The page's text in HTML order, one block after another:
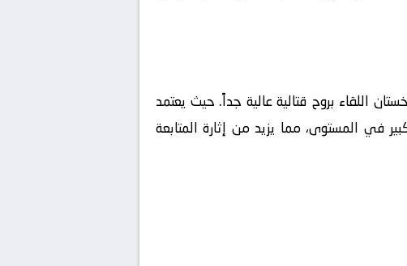
اللقاء بروح قتالية عالية جداً. حيث يعتمد
في المستوى، مما يزيد من إثارة المتابعة